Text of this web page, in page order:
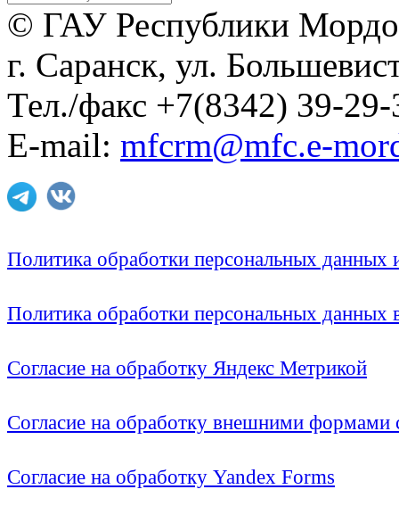
© ГАУ Республики
г. Саранск, ул.
Тел./факс +7(8342) 39-29-
E-mail: mfcrm@mfc.e-
Политика обработки персональных
Политика обработки персональных
Согласие на обработку Яндекс Метрикой
Согласие на обработку внешними формами
Согласие на обработку Yandex Forms